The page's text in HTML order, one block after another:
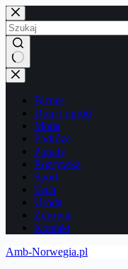
Przejdź
do
treści
Brak
wyników
Biznes
Dom i ogród
Moda
Podróże
Porady
Rozrywka
Sport
Tech
Uroda
Zdrowie
Kontakt
Amb-Norwegia.pl